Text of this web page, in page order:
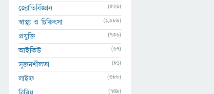
জ্যোতির্বিজ্ঞান (526)
স্বাস্থ্য ও চিকিৎসা (1,989)
প্রযুক্তি (736)
আইকিউ (67)
সৃজনশীলতা (81)
লাইফ (388)
(749)